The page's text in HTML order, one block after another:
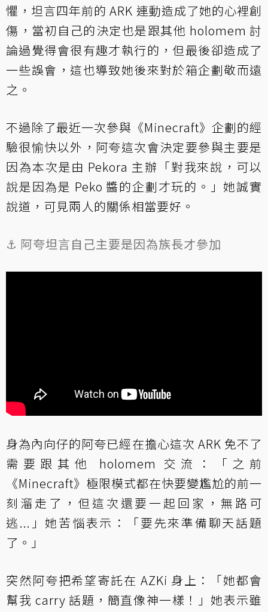
懼，坦言四年前的 ARK 連動造成了她的心裡創
傷，當初自己的決定也是跟其他 holomem 討
論過覺得會很有趣才執行的，但最後卻造成了
一些誤會，這也導致她後來對於箱企劃敬而遠
之。
不過除了最近一次參與《Minecraft》企劃的經
驗很愉快以外，阿夸這次會決定要參與主要是
因為本次是由 Pekora 主辦「對我來說，可以
說是因為是 Peko 醬的企劃才玩的。」她誠實
說道，可見兩人的關係相當要好。
⚓️ 阿夸坦言自己主要是因為族長才參加
身為內向仔的阿夸已經在擔心這次 ARK 免不了
需要跟其他 holomem 交流：「之前
《Minecraft》極限模式都在快要變尷尬的前一
刻溜走了，但這次還要一起回家，無路可
逃...」她苦惱表示：「要先來準備聊天話題
了。」
突然阿夸把希望寄託在 AZKi 身上：「她都會
幫我 carry 話題，簡直像神一樣！」她表示雖